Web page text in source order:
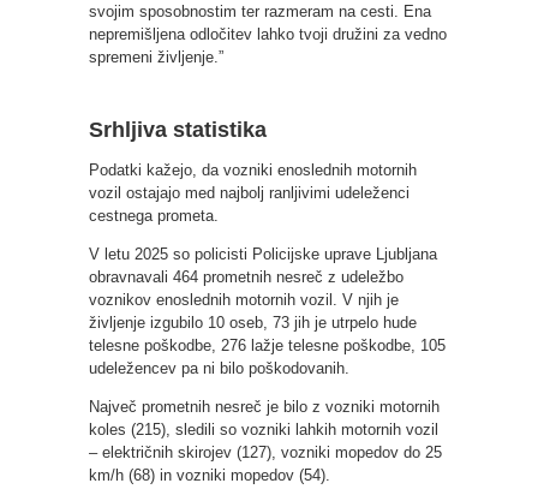
svojim sposobnostim ter razmeram na cesti. Ena
nepremišljena odločitev lahko tvoji družini za vedno
spremeni življenje.”
Srhljiva statistika
Podatki kažejo, da vozniki enoslednih motornih
vozil ostajajo med najbolj ranljivimi udeleženci
cestnega prometa.
V letu 2025 so policisti Policijske uprave Ljubljana
obravnavali 464 prometnih nesreč z udeležbo
voznikov enoslednih motornih vozil. V njih je
življenje izgubilo 10 oseb, 73 jih je utrpelo hude
telesne poškodbe, 276 lažje telesne poškodbe, 105
udeležencev pa ni bilo poškodovanih.
Največ prometnih nesreč je bilo z vozniki motornih
koles (215), sledili so vozniki lahkih motornih vozil
– električnih skirojev (127), vozniki mopedov do 25
km/h (68) in vozniki mopedov (54).